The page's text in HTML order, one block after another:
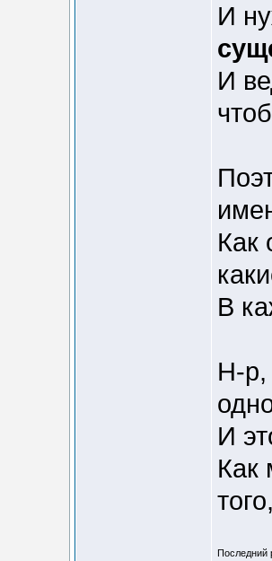
И
И
Как
В
Н-р,
И
Как
Последний